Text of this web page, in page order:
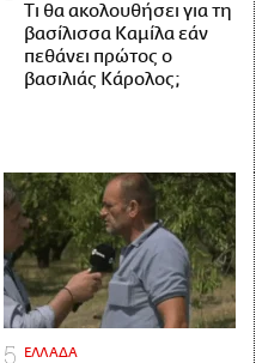
Τι θα ακολουθήσει για τη
βασίλισσα Καμίλα εάν
πεθάνει πρώτος ο
βασιλιάς Κάρολος;
ΕΛΛΑΔΑ